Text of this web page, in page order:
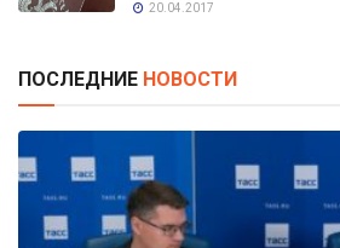
20.04.2017
ПОСЛЕДНИЕ НОВОСТИ